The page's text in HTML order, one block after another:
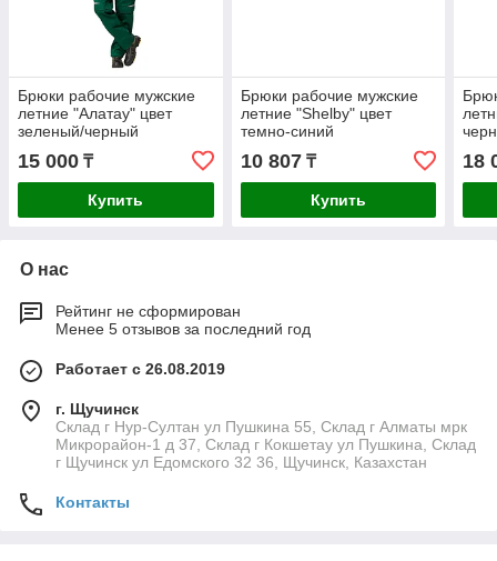
Брюки рабочие мужские
летние "Алатау" цвет
зеленый/черный
15 000 ₸
Купить
Брюки рабочие мужские
летние "Shelby" цвет
темно-синий
10 807₸
Купить
18
О нас
Рейтинг не сформирован
Менее 5 отзывов за последний год
Работает с 26.08.2019
г. Щучинск
Склад г Нур-Султан ул Пушкина 55, Склад г Алматы мрк
Микрорайон-1 д 37, Склад г Кокшетау ул Пушкина, Склад
г Щучинск ул Едомского 32 36, Щучинск, Казахстан
Контакты